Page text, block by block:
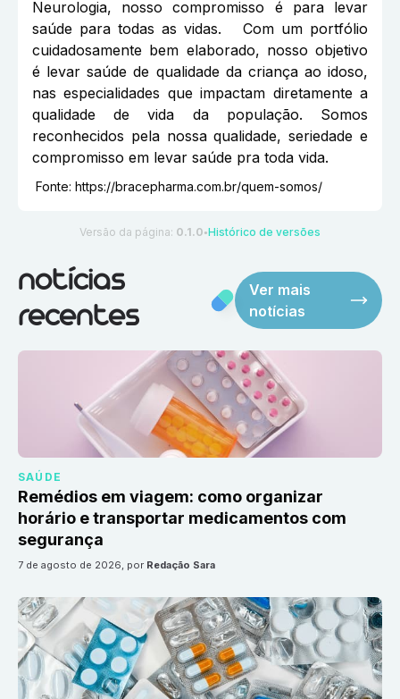
Neurologia, nosso compromisso é para levar
saúde para todas as vidas. Com um portfólio
cuidadosamente bem elaborado, nosso objetivo
é levar saúde de qualidade da criança ao idoso,
nas especialidades que impactam diretamente a
qualidade de vida da população. Somos
reconhecidos pela nossa qualidade, seriedade e
compromisso em levar saúde pra toda vida.
Fonte: https://bracepharma.com.br/quem-somos/
Versão da página: 0.1.0 ●Histórico de versões
notícias
recentes
Ver mais
notícias
SAÚDE
Remédios em viagem: como organizar
horário e transportar medicamentos com
segurança
7 de agosto de 2026, por Redação Sara